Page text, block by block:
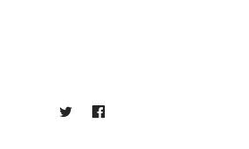
TWITTERFACEBOOK